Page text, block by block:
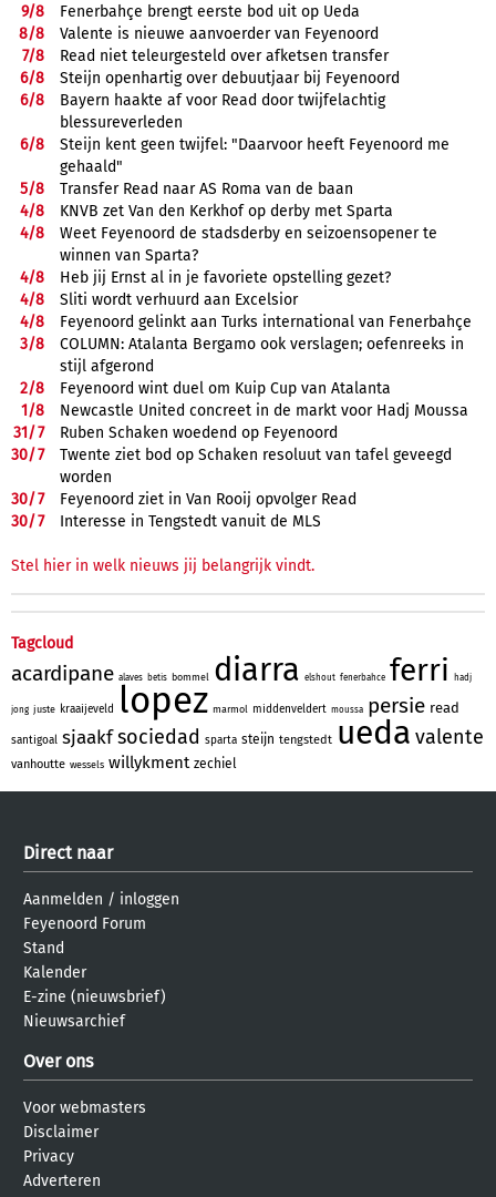
9/8
Fenerbahçe brengt eerste bod uit op Ueda
8/8
Valente is nieuwe aanvoerder van Feyenoord
7/8
Read niet teleurgesteld over afketsen transfer
6/8
Steijn openhartig over debuutjaar bij Feyenoord
6/8
Bayern haakte af voor Read door twijfelachtig
blessureverleden
6/8
Steijn kent geen twijfel: "Daarvoor heeft Feyenoord me
gehaald"
5/8
Transfer Read naar AS Roma van de baan
4/8
KNVB zet Van den Kerkhof op derby met Sparta
4/8
Weet Feyenoord de stadsderby en seizoensopener te
winnen van Sparta?
4/8
Heb jij Ernst al in je favoriete opstelling gezet?
4/8
Sliti wordt verhuurd aan Excelsior
4/8
Feyenoord gelinkt aan Turks international van Fenerbahçe
3/8
COLUMN: Atalanta Bergamo ook verslagen; oefenreeks in
stijl afgerond
2/8
Feyenoord wint duel om Kuip Cup van Atalanta
1/8
Newcastle United concreet in de markt voor Hadj Moussa
31/7
Ruben Schaken woedend op Feyenoord
30/7
Twente ziet bod op Schaken resoluut van tafel geveegd
worden
30/7
Feyenoord ziet in Van Rooij opvolger Read
30/7 Interesse in Tengstedt vanuit de MLS
Stel hier in welk nieuws jij belangrijk vindt.
Tagcloud
acardipane alaves betis bommel diarra elshout fenerbahce ferri hadj
jong juste kraaijeveld lopez marmol middenveldert moussa persie read
santigoal sjaakfsociedad sparta steijn tengstedt ueda valente
vanhoutte wessels willykment zechiel
Direct naar
Aanmelden / inloggen
Feyenoord Forum
Stand
Kalender
E-zine (nieuwsbrief)
Nieuwsarchief
Over ons
Voor webmasters
Disclaimer
Privacy
Adverteren